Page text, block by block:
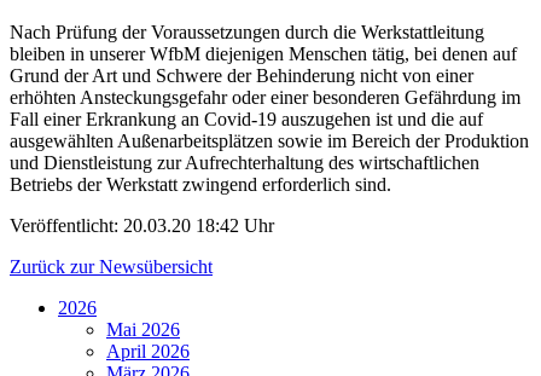
Nach Prüfung der Voraussetzungen durch die Werkstattleitung
bleiben in unserer WfbM diejenigen Menschen tätig, bei denen auf
Grund der Art und Schwere der Behinderung nicht von einer
erhöhten Ansteckungsgefahr oder einer besonderen Gefährdung im
Fall einer Erkrankung an Covid-19 auszugehen ist und die auf
ausgewählten Außenarbeitsplätzen sowie im Bereich der Produktion
und Dienstleistung zur Aufrechterhaltung des wirtschaftlichen
Betriebs der Werkstatt zwingend erforderlich sind.
Veröffentlicht: 20.03.20 18:42 Uhr
Zurück zur Newsübersicht
2026
Mai 2026
April 2026